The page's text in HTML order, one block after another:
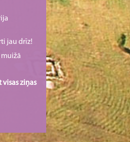
jau drīz!
visas ziņas